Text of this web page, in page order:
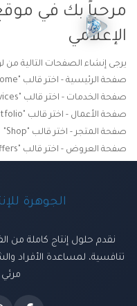
مرحباً بك في موقع
الإعلامي
يرجى إنشاء الصفحات التالية من
صفحة الرئيسية - اختر قالب "Home"
صفحة الخدمات - اختر قالب "Services"
صفحة الأعمال - اختر قالب "Portfolio"
صفحة المتجر - اختر قالب "Shop"
صفحة العروض - اختر قالب "Offers"
الجوهرة
نقدم حلول إنتاج كاملة من
تنافسية، لمساعدة الأفراد